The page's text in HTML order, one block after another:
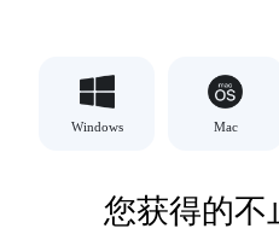
Windows Mac
您获得的不